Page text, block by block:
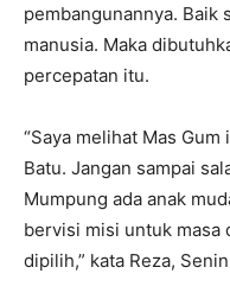
pembangunannya. Baik
manusia. Maka
percepatan itu.
“Saya melihat Mas
Batu. Jangan sampai
Mumpung ada anak
bervisi misi untuk masa
dipilih,” kata Reza,